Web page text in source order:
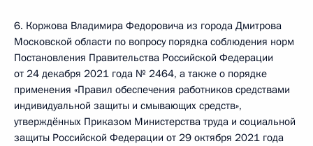
6. Коржова Владимира Федоровича из города Дмитрова
Московской области по вопросу порядка соблюдения норм
Постановления Правительства Российской Федерации
от 24 декабря 2021 года № 2464, а также о порядке
применения «Правил обеспечения работников средствами
индивидуальной защиты и смывающих средств»,
утверждённых Приказом Министерства труда и социальной
защиты Российской Федерации от 29 октября 2021 года